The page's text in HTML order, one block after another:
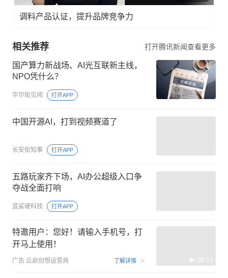
调料产品认证，提升品牌竞争力
相关推荐 打开腾讯新闻查看更多
国产算力新战场、AI光互联新主线，
NPO凭什么？
华尔街见闻 打开APP
中国开源AI，打到视频赛道了
长安街知事 打开APP
五路玩家齐下场，AI办公超级入口争
夺战全面打响
蓝鲨硬科技 打开APP
特邀用户：您好！请输入手机号，打
开马上使用！
广告 云启创想运营商 了解详情 00:15